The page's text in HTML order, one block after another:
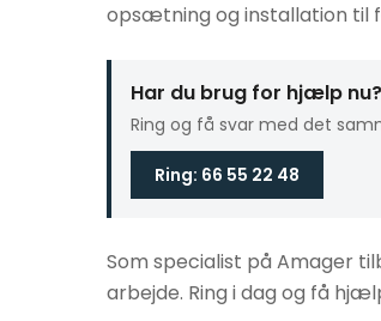
opsætning og installation til
Har du brug for hjælp nu?
Ring og få svar med det
Ring: 66 55 22 48
Som specialist på Amager
arbejde. Ring i dag og få